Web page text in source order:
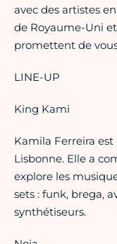
avec des artistes
de Royaume-Uni
promettent de
LINE-UP
King Kami
Kamila Ferreira
Lisbonne. Elle a
explore les
sets : funk, brega,
synthétiseurs.